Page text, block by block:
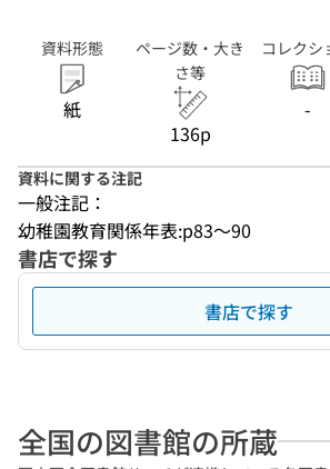
資料形態
紙
ページ数・大き
さ等
136p
コレクシ
-
資料に関する注記
一般注記：
幼稚園教育関係年表:p83〜90
書店で探す
書店で探す
全国の図書館の所蔵